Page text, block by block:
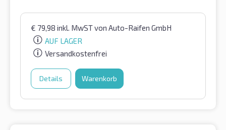
€ 79,98 inkl. MwSTvon Auto-Raifen GmbH
AUF LAGER
Versandkostenfrei
Details Warenkorb